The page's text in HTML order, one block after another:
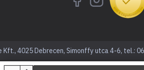
4025 Debrecen, Simonffy utca 4-6, tel.: